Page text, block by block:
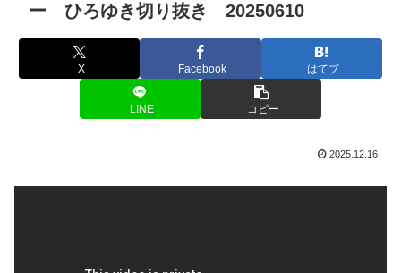
ー ひろゆき切り抜き 20250610
X Facebook はてブ
LINE コピー
2025.12.16